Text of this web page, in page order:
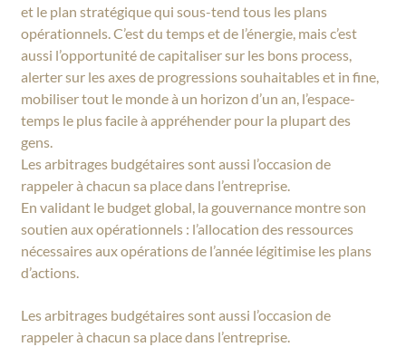
et le plan stratégique qui sous-tend tous les plans
opérationnels. C’est du temps et de l’énergie, mais c’est
aussi l’opportunité de capitaliser sur les bons process,
alerter sur les axes de progressions souhaitables et in fine,
mobiliser tout le monde à un horizon d’un an, l’espace-
temps le plus facile à appréhender pour la plupart des
gens.
Les arbitrages budgétaires sont aussi l’occasion de
rappeler à chacun sa place dans l’entreprise.
En validant le budget global, la gouvernance montre son
soutien aux opérationnels : l’allocation des ressources
nécessaires aux opérations de l’année légitimise les plans
d’actions.
Les arbitrages budgétaires sont aussi l’occasion de
rappeler à chacun sa place dans l’entreprise.